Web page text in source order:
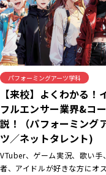
パフォーミングアーツ学科
【来校】よくわかる！
フルエンサー業界&コ
説！（パフォーミング
ツ／ネットタレント)
VTuber、ゲーム実況、歌い手
者、アイドルが好きな方にオ